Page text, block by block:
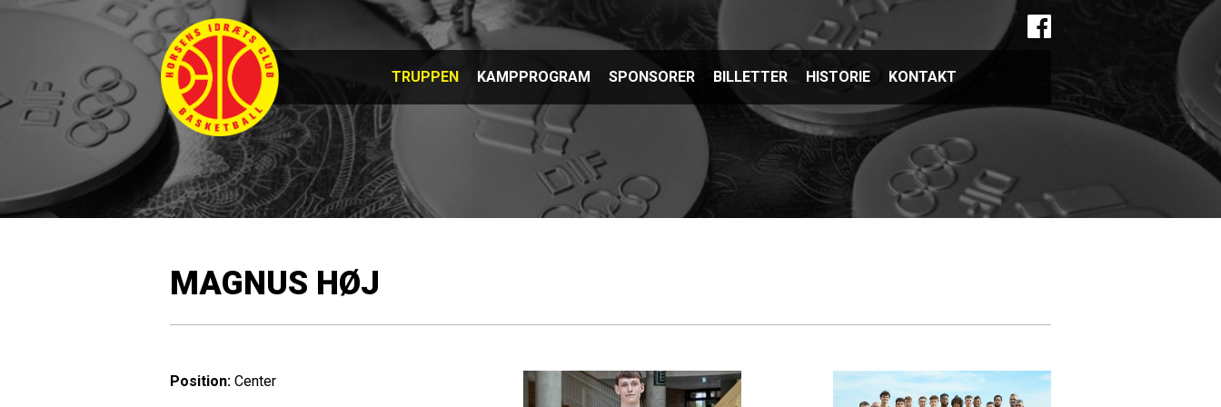
TRUPPEN KAMPPROGRAM SPONSORER BILLETTER HISTORIE KONTAKT
MAGNUS HØJ
Position: Center